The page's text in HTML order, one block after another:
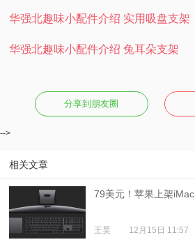
华强北趣味小配件介绍 实用吸盘支架
华强北趣味小配件介绍 兔耳朵支架
分享到朋友圈
-->
相关文章
79美元！苹果上架
王昊 12月15日 11:57